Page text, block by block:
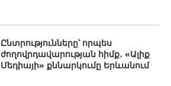
Ընտրությունները՝ որպես
ժողովրդավարության հիմք․ «Ալիք
Մեդիայի» քննարկումը Երևանում